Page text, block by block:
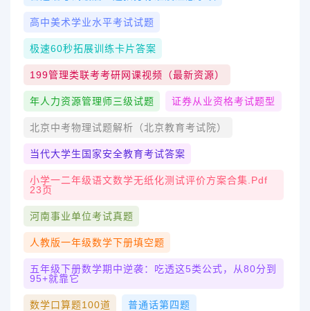
高中美术学业水平考试试题
极速60秒拓展训练卡片答案
199管理类联考考研网课视频（最新资源）
年人力资源管理师三级试题 证券从业资格考试题型
北京中考物理试题解析（北京教育考试院）
当代大学生国家安全教育考试答案
小学一二年级语文数学无纸化测试评价方案合集.pdf
23页
河南事业单位考试真题
人教版一年级数学下册填空题
五年级下册数学期中逆袭：吃透这5类公式，从80分到
95+就靠它
数学口算题100道 普通话第四题